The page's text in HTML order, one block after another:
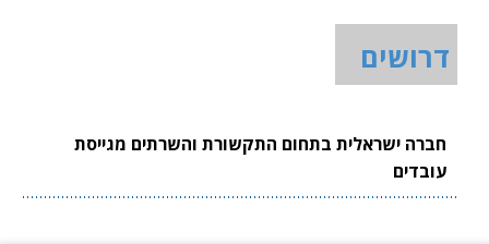
דרושים
חברה ישראלית בתחום התקשורת והשרתים מגייסת
עובדים